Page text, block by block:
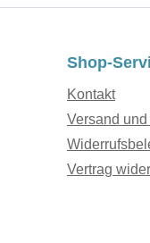
Shop-
Kontakt
Versand
Vertrag